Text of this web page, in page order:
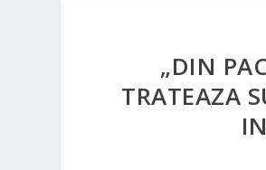
„DIN
TRATEAZA